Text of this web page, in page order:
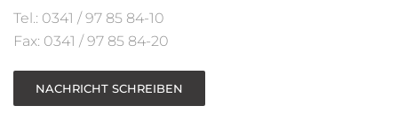
Tel.: 0341 / 97 85 84-10
Fax: 0341 / 97 85 84-20
NACHRICHT SCHREIBEN